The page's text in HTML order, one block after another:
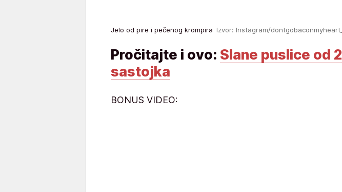
Jelo od pire i pečenog krompira Izvor: Instagram/dontgobaconmyheart_
Pročitajte i ovo: Slane puslice od 2
sastojka
BONUS VIDEO: